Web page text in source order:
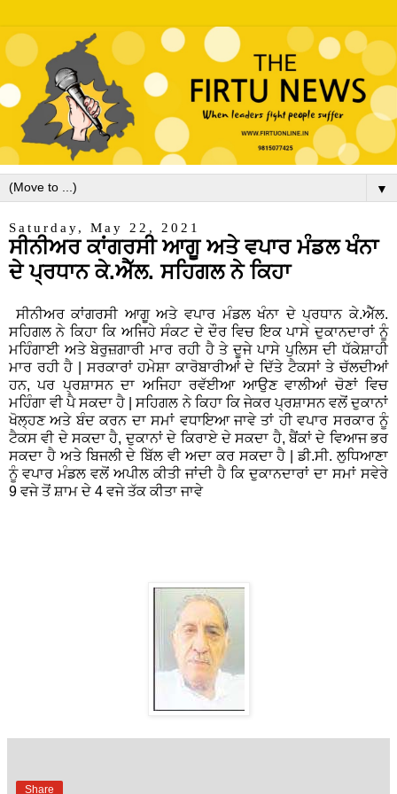
▼
Saturday, May 22, 2021
ਸੀਨੀਅਰ ਕਾਂਗਰਸੀ ਆਗੂ ਅਤੇ ਵਪਾਰ ਮੰਡਲ ਖੰਨਾ
ਦੇ ਪ੍ਰਧਾਨ ਕੇ.ਐੱਲ. ਸਹਿਗਲ ਨੇ ਕਿਹਾ
ਸੀਨੀਅਰ ਕਾਂਗਰਸੀ ਆਗੂ ਅਤੇ ਵਪਾਰ ਮੰਡਲ ਖੰਨਾ ਦੇ ਪ੍ਰਧਾਨ ਕੇ.ਐੱਲ.
ਸਹਿਗਲ ਨੇ ਕਿਹਾ ਕਿ ਅਜਿਹੇ ਸੰਕਟ ਦੇ ਦੌਰ ਵਿਚ ਇਕ ਪਾਸੇ ਦੁਕਾਨਦਾਰਾਂ ਨੂੰ
ਮਹਿੰਗਾਈ ਅਤੇ ਬੇਰੁਜ਼ਗਾਰੀ ਮਾਰ ਰਹੀ ਹੈ ਤੇ ਦੂਜੇ ਪਾਸੇ ਪੁਲਿਸ ਦੀ ਧੱਕੇਸ਼ਾਹੀ
ਮਾਰ ਰਹੀ ਹੈ | ਸਰਕਾਰਾਂ ਹਮੇਸ਼ਾ ਕਾਰੋਬਾਰੀਆਂ ਦੇ ਦਿੱਤੇ ਟੈਕਸਾਂ ਤੇ ਚੱਲਦੀਆਂ
ਹਨ, ਪਰ ਪ੍ਰਸ਼ਾਸਨ ਦਾ ਅਜਿਹਾ ਰਵੱਈਆ ਆਉਣ ਵਾਲੀਆਂ ਚੋਣਾਂ ਵਿਚ
ਮਹਿੰਗਾ ਵੀ ਪੈ ਸਕਦਾ ਹੈ | ਸਹਿਗਲ ਨੇ ਕਿਹਾ ਕਿ ਜੇਕਰ ਪ੍ਰਸ਼ਾਸਨ ਵਲੋਂ ਦੁਕਾਨਾਂ
ਖੋਲ੍ਹਣ ਅਤੇ ਬੰਦ ਕਰਨ ਦਾ ਸਮਾਂ ਵਧਾਇਆ ਜਾਵੇ ਤਾਂ ਹੀ ਵਪਾਰ ਸਰਕਾਰ ਨੂੰ
ਟੈਕਸ ਵੀ ਦੇ ਸਕਦਾ ਹੈ, ਦੁਕਾਨਾਂ ਦੇ ਕਿਰਾਏ ਦੇ ਸਕਦਾ ਹੈ, ਬੈਂਕਾਂ ਦੇ ਵਿਆਜ ਭਰ
ਸਕਦਾ ਹੈ ਅਤੇ ਬਿਜਲੀ ਦੇ ਬਿੱਲ ਵੀ ਅਦਾ ਕਰ ਸਕਦਾ ਹੈ | ਡੀ.ਸੀ. ਲੁਧਿਆਣਾ
ਨੂੰ ਵਪਾਰ ਮੰਡਲ ਵਲੋਂ ਅਪੀਲ ਕੀਤੀ ਜਾਂਦੀ ਹੈ ਕਿ ਦੁਕਾਨਦਾਰਾਂ ਦਾ ਸਮਾਂ ਸਵੇਰੇ
9 ਵਜੇ ਤੋਂ ਸ਼ਾਮ ਦੇ 4 ਵਜੇ ਤੱਕ ਕੀਤਾ ਜਾਵੇ
Share